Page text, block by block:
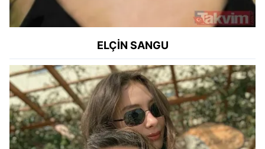
Çerezlere ilişkin tercihlerinizi aşağıda yer alan panel
vasıtasıyla belirleyebilirsiniz. Çerezlere ilişkin detaylı bilgi
için Ayarlar butonuna tıklayabilir,Çerez Bilgilendirme
Metnimiziziyaret edebilirsiniz.
6698 sayılı Kişisel Verilerin Korunması Kanunu uyarınca
hazırlanmış Aydınlatma Metnimizi okumak ve sitemizde
ilgili mevzuata uygun olarak kullanılan çerezlerle ilgili bilgi
almak için lütfentıklayınız.
ELÇİN SANGU